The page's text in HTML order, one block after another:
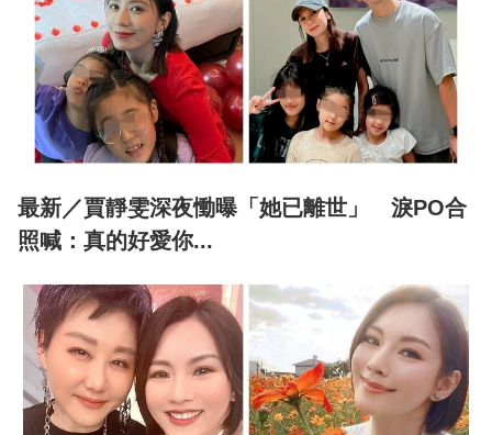
最新／賈靜雯深夜慟曝「她已離世」 淚PO合
照喊：真的好愛你...